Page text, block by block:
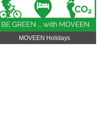
MOVEEN Holidays